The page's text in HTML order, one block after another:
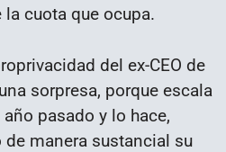
cuota que ocupa.
del ex-CEO de
sorpresa, porque escala
pasado y lo hace,
manera sustancial su